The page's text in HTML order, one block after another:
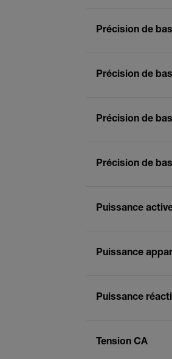
Précision de
Précision de
Précision de
Précision de
Puissance
Puissance
Puissance
Tension CA